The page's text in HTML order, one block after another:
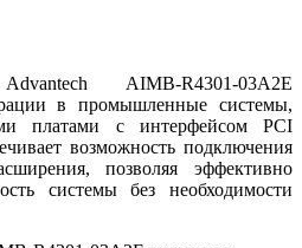
AIMB-R4301-03A2E
в промышленные системы,
платами с интерфейсом PCI
возможность подключения
позволяя эффективно
системы без необходимости